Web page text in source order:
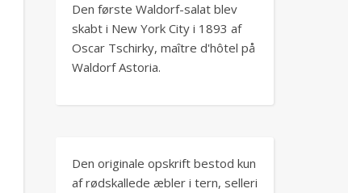
Den første Waldorf-salat blev
skabt i New York City i 1893 af
Oscar Tschirky, maître d'hôtel på
Waldorf Astoria.
Den originale opskrift bestod kun
af rødskallede æbler i tern, selleri